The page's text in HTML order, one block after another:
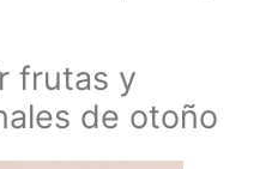
frutas y
de otoño